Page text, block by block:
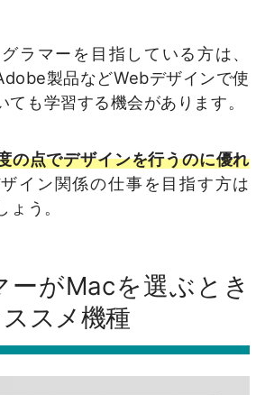
ラマーを目指している方は、
製品などWebデザインで使
ても学習する機会があります。
の点でデザインを行うのに優れ
イン関係の仕事を目指す方は
う。
ーがMacを選ぶとき
スメ機種